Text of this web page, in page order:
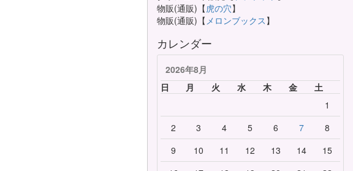
物販(通販)【虎の穴】
物販(通販)【 メロンブックス 】
カレンダー
2026年8月
日
月 火 水 木 金
土
1
2
3 4 5 6 7
8
9
10 11 12 13 14
15